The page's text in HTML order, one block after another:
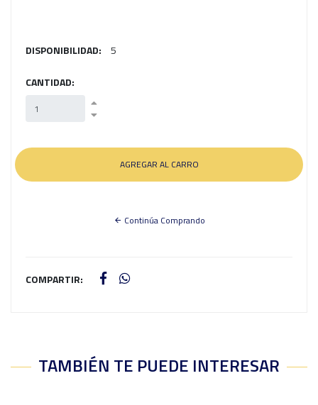
DISPONIBILIDAD: 5
CANTIDAD:
Continúa Comprando
COMPARTIR:
TAMBIÉN TE PUEDE INTERESAR